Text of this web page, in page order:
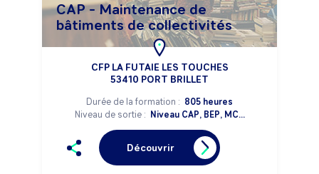
CAP - Maintenance de
bâtiments de collectivités
CFP LA FUTAIE LES TOUCHES
53410 PORT BRILLET
Durée de la formation : 805 heures
Niveau de sortie : Niveau CAP, BEP, MC...
Découvrir